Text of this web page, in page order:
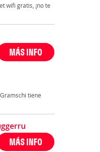
wifi gratis, ¡no te
MÁS INFO
tiene
MÁS INFO